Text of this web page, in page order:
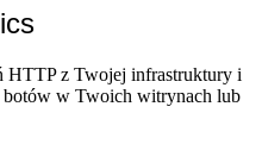
HTTP z Twojej infrastruktury i
botów w Twoich witrynach lub